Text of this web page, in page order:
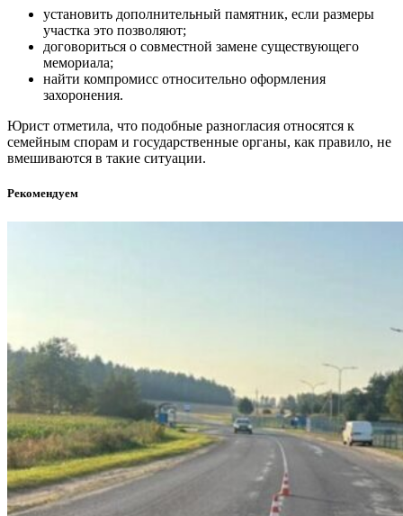
установить дополнительный памятник, если размеры
участка это позволяют;
договориться о совместной замене существующего
мемориала;
найти компромисс относительно оформления
захоронения.
Юрист отметила, что подобные разногласия относятся к
семейным спорам и государственные органы, как правило, не
вмешиваются в такие ситуации.
Рекомендуем